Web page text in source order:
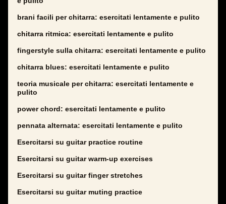
brani facili per chitarra: esercitati lentamente e pulito
chitarra ritmica: esercitati lentamente e pulito
fingerstyle sulla chitarra: esercitati lentamente e pulito
chitarra blues: esercitati lentamente e pulito
teoria musicale per chitarra: esercitati lentamente e
pulito
power chord: esercitati lentamente e pulito
pennata alternata: esercitati lentamente e pulito
Esercitarsi su guitar practice routine
Esercitarsi su guitar warm-up exercises
Esercitarsi su guitar finger stretches
Esercitarsi su guitar muting practice